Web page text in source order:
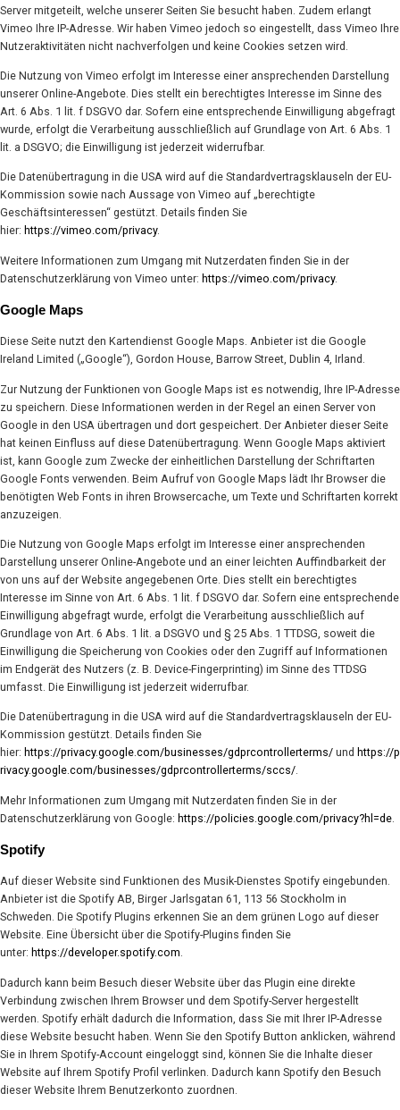
Server mitgeteilt, welche unserer Seiten Sie besucht haben. Zudem erlangt
Vimeo Ihre IP-Adresse. Wir haben Vimeo jedoch so eingestellt, dass Vimeo Ihre
Nutzeraktivitäten nicht nachverfolgen und keine Cookies setzen wird.
Die Nutzung von Vimeo erfolgt im Interesse einer ansprechenden Darstellung
unserer Online-Angebote. Dies stellt ein berechtigtes Interesse im Sinne des
Art. 6 Abs. 1 lit. f DSGVO dar. Sofern eine entsprechende Einwilligung abgefragt
wurde, erfolgt die Verarbeitung ausschließlich auf Grundlage von Art. 6 Abs. 1
lit. a DSGVO; die Einwilligung ist jederzeit widerrufbar.
Die Datenübertragung in die USA wird auf die Standardvertragsklauseln der EU-
Kommission sowie nach Aussage von Vimeo auf „berechtigte
Geschäftsinteressen“ gestützt. Details finden Sie
hier: https://vimeo.com/privacy.
Weitere Informationen zum Umgang mit Nutzerdaten finden Sie in der
Datenschutzerklärung von Vimeo unter: https://vimeo.com/privacy.
Google Maps
Diese Seite nutzt den Kartendienst Google Maps. Anbieter ist die Google
Ireland Limited („Google“), Gordon House, Barrow Street, Dublin 4, Irland.
Zur Nutzung der Funktionen von Google Maps ist es notwendig, Ihre IP-Adresse
zu speichern. Diese Informationen werden in der Regel an einen Server von
Google in den USA übertragen und dort gespeichert. Der Anbieter dieser Seite
hat keinen Einfluss auf diese Datenübertragung. Wenn Google Maps aktiviert
ist, kann Google zum Zwecke der einheitlichen Darstellung der Schriftarten
Google Fonts verwenden. Beim Aufruf von Google Maps lädt Ihr Browser die
benötigten Web Fonts in ihren Browsercache, um Texte und Schriftarten korrekt
anzuzeigen.
Die Nutzung von Google Maps erfolgt im Interesse einer ansprechenden
Darstellung unserer Online-Angebote und an einer leichten Auffindbarkeit der
von uns auf der Website angegebenen Orte. Dies stellt ein berechtigtes
Interesse im Sinne von Art. 6 Abs. 1 lit. f DSGVO dar. Sofern eine entsprechende
Einwilligung abgefragt wurde, erfolgt die Verarbeitung ausschließlich auf
Grundlage von Art. 6 Abs. 1 lit. a DSGVO und § 25 Abs. 1 TTDSG, soweit die
Einwilligung die Speicherung von Cookies oder den Zugriff auf Informationen
im Endgerät des Nutzers (z. B. Device-Fingerprinting) im Sinne des TTDSG
umfasst. Die Einwilligung ist jederzeit widerrufbar.
Die Datenübertragung in die USA wird auf die Standardvertragsklauseln der EU-
Kommission gestützt. Details finden Sie
hier: https://privacy.google.com/businesses/gdprcontrollerterms/ und https://p
rivacy.google.com/businesses/gdprcontrollerterms/sccs/.
Mehr Informationen zum Umgang mit Nutzerdaten finden Sie in der
Datenschutzerklärung von Google: https://policies.google.com/privacy?hl=de
Spotify
Auf dieser Website sind Funktionen des Musik-Dienstes Spotify eingebunden.
Anbieter ist die Spotify AB, Birger Jarlsgatan 61, 113 56 Stockholm in
Schweden. Die Spotify Plugins erkennen Sie an dem grünen Logo auf dieser
Website. Eine Übersicht über die Spotify-Plugins finden Sie
unter: https://developer.spotify.com.
Dadurch kann beim Besuch dieser Website über das Plugin eine direkte
Verbindung zwischen Ihrem Browser und dem Spotify-Server hergestellt
werden. Spotify erhält dadurch die Information, dass Sie mit Ihrer IP-Adresse
diese Website besucht haben. Wenn Sie den Spotify Button anklicken, während
Sie in Ihrem Spotify-Account eingeloggt sind, können Sie die Inhalte dieser
Website auf Ihrem Spotify Profil verlinken. Dadurch kann Spotify den Besuch
dieser Website Ihrem Benutzerkonto zuordnen.